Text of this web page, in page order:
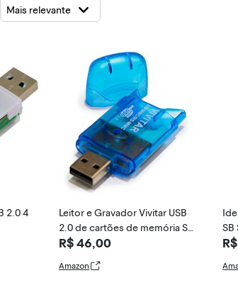
2.0 4
Leitor e Gravador Vivitar USB
2.0 de cartões de memória S
D/MMC
R$ 46,00
Amazon
SB